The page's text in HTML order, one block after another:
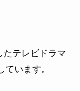
たテレビドラマ
ています。